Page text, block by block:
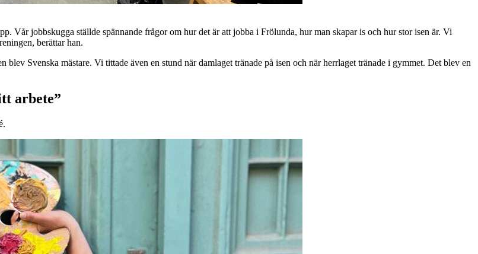
Vår jobbskugga ställde spännande frågor om hur det är att jobba i Frölunda, hur man skapar is och hur stor isen är. Vi
berättar han.
Svenska mästare. Vi tittade även en stund när damlaget tränade på isen och när herrlaget tränade i gymmet. Det blev en
arbete”